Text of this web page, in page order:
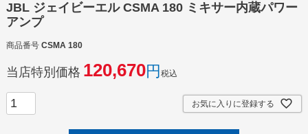
JBL ジェイビーエル CSMA 180 ミキサー内蔵パワー
アンプ
商品番号 CSMA 180
当店特別価格 120,670 税込
お気に入りに登録する